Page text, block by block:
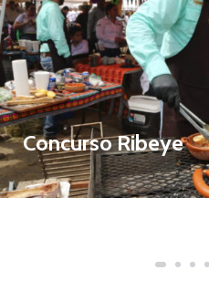
Negros Mascogos